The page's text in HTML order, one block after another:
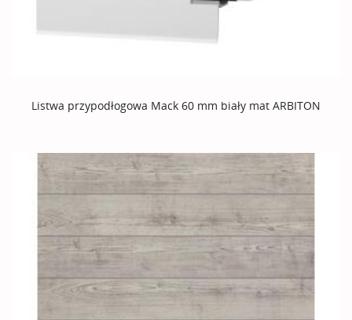
Listwa przypodłogowa Mack 60 mm biały mat ARBITON